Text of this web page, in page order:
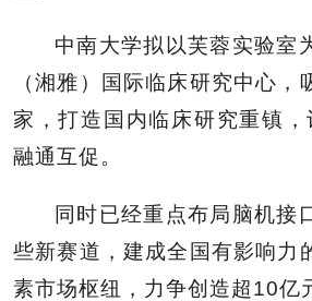
中南大学拟以芙蓉实验室
（湘雅）国际临床研究中心，
家，打造国内临床研究重镇，
融通互促。
同时已经重点布局脑机接
些新赛道，建成全国有影响力
素市场枢纽，力争创造超10亿